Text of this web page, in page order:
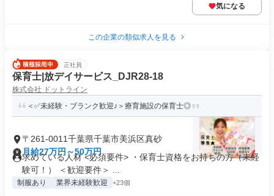
気になる
この企業の類似求人を見る
正社員
保育士|放デイサービス_DJR28-18
株式会社 ドットライン
＜✅未経験・ブランク歓迎♪＞療育施設の保育士◎
〒261-0011千葉県千葉市美浜区真砂
月給27万円～50万円
求めている人材 <必須要件> ・保育士資格をお持ちの方（未経
験可！） ＜歓迎要件＞ ...
制服あり 業界未経験歓迎 +23個